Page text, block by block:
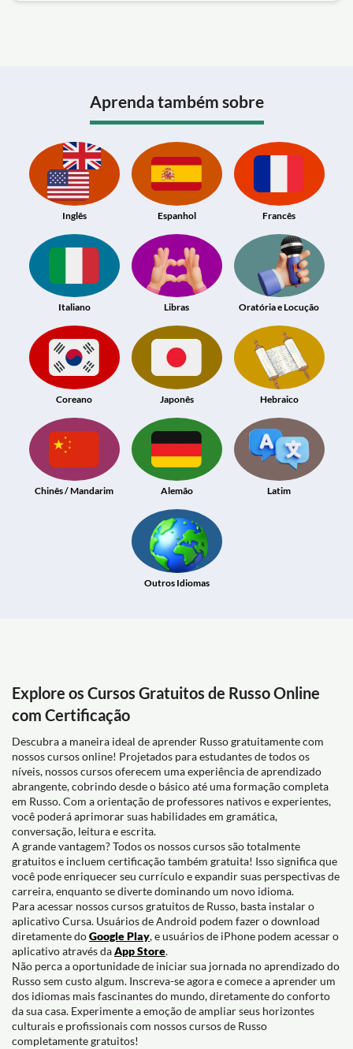
Aprenda também sobre
Inglês Espanhol Francês
Italiano Libras Oratória e Locução
Coreano Japonês Hebraico
Chinês / Mandarim Alemão Latim
Outros Idiomas
Explore os Cursos Gratuitos de Russo Online
com Certificação
Descubra a maneira ideal de aprender Russo gratuitamente com
nossos cursos online! Projetados para estudantes de todos os
níveis, nossos cursos oferecem uma experiência de aprendizado
abrangente, cobrindo desde o básico até uma formação completa
em Russo. Com a orientação de professores nativos e experientes,
você poderá aprimorar suas habilidades em gramática,
conversação, leitura e escrita.
A grande vantagem? Todos os nossos cursos são totalmente
gratuitos e incluem certificação também gratuita! Isso significa que
você pode enriquecer seu currículo e expandir suas perspectivas de
carreira, enquanto se diverte dominando um novo idioma.
Para acessar nossos cursos gratuitos de Russo, basta instalar o
aplicativo Cursa. Usuários de Android podem fazer o download
diretamente doGoogle Play, e usuários de iPhone podem acessar o
aplicativo através daApp Store.
Não perca a oportunidade de iniciar sua jornada no aprendizado do
Russo sem custo algum. Inscreva-se agora e comece a aprender um
dos idiomas mais fascinantes do mundo, diretamente do conforto
da sua casa. Experimente a emoção de ampliar seus horizontes
culturais e profissionais com nossos cursos de Russo
completamente gratuitos!